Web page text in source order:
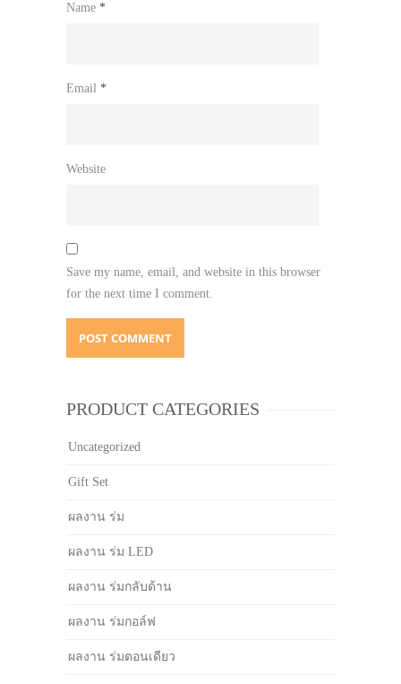
Name *
Email *
Website
Save my name, email, and website in this browser
for the next time I comment.
PRODUCT CATEGORIES
Uncategorized
Gift Set
ผลงาน ร่ม
ผลงาน ร่ม LED
ผลงาน ร่มกลับด้าน
ผลงาน ร่มกอล์ฟ
ผลงาน ร่มตอนเดียว